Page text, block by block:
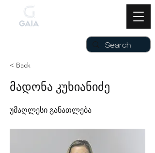
< Back
მადონა კუხიანიძე
უმაღლესი განათლება